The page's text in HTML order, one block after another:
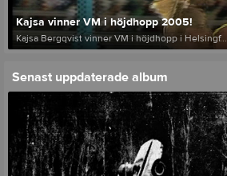
Kajsa vinner VM i höjdhopp 2005!
Kajsa Bergqvist vinner VM i höjdhopp i Helsingf...
Senast uppdaterade album